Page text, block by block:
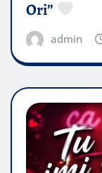
Ori”
admin